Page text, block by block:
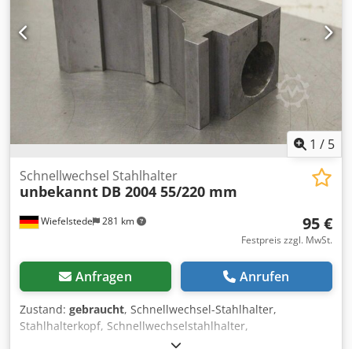
1 / 5
Wiefelstede 281 km
Schnellwechsel Stahlhalter
unbekannt DB 2004 55/220 mm
95 €
Festpreis zzgl. MwSt.
Anfragen Anrufen
Zustand: gebraucht, Schnellwechsel-Stahlhalter,
Stahlhalterkopf, Schnellwechselstahlhalter,
Schnellwechsel-Bohrstahlhalter, Schnellwechsel-